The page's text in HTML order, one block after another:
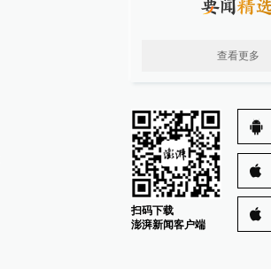
查看更多
扫码下载
澎湃新闻客户端